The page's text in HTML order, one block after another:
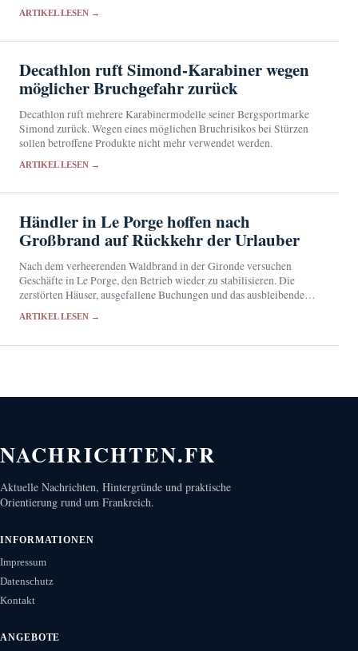
ARTIKEL LESEN →
Decathlon ruft Simond-Karabiner wegen
möglicher Bruchgefahr zurück
Decathlon ruft mehrere Karabinermodelle seiner Bergsportmarke
Simond zurück. Wegen eines möglichen Bruchrisikos bei Stürzen
sollen betroffene Produkte nicht mehr verwendet werden.
ARTIKEL LESEN →
Händler in Le Porge hoffen nach
Großbrand auf Rückkehr der Urlauber
Nach dem verheerenden Waldbrand in der Gironde versuchen
Geschäfte in Le Porge, den Betrieb wieder zu stabilisieren. Die
zerstörten Häuser, ausgefallene Buchungen und das ausbleibende
ARTIKEL LESEN →
NACHRICHTEN.FR
Aktuelle Nachrichten, Hintergründe und praktische
Orientierung rund um Frankreich.
INFORMATIONEN
Impressum
Datenschutz
Kontakt
ANGEBOTE